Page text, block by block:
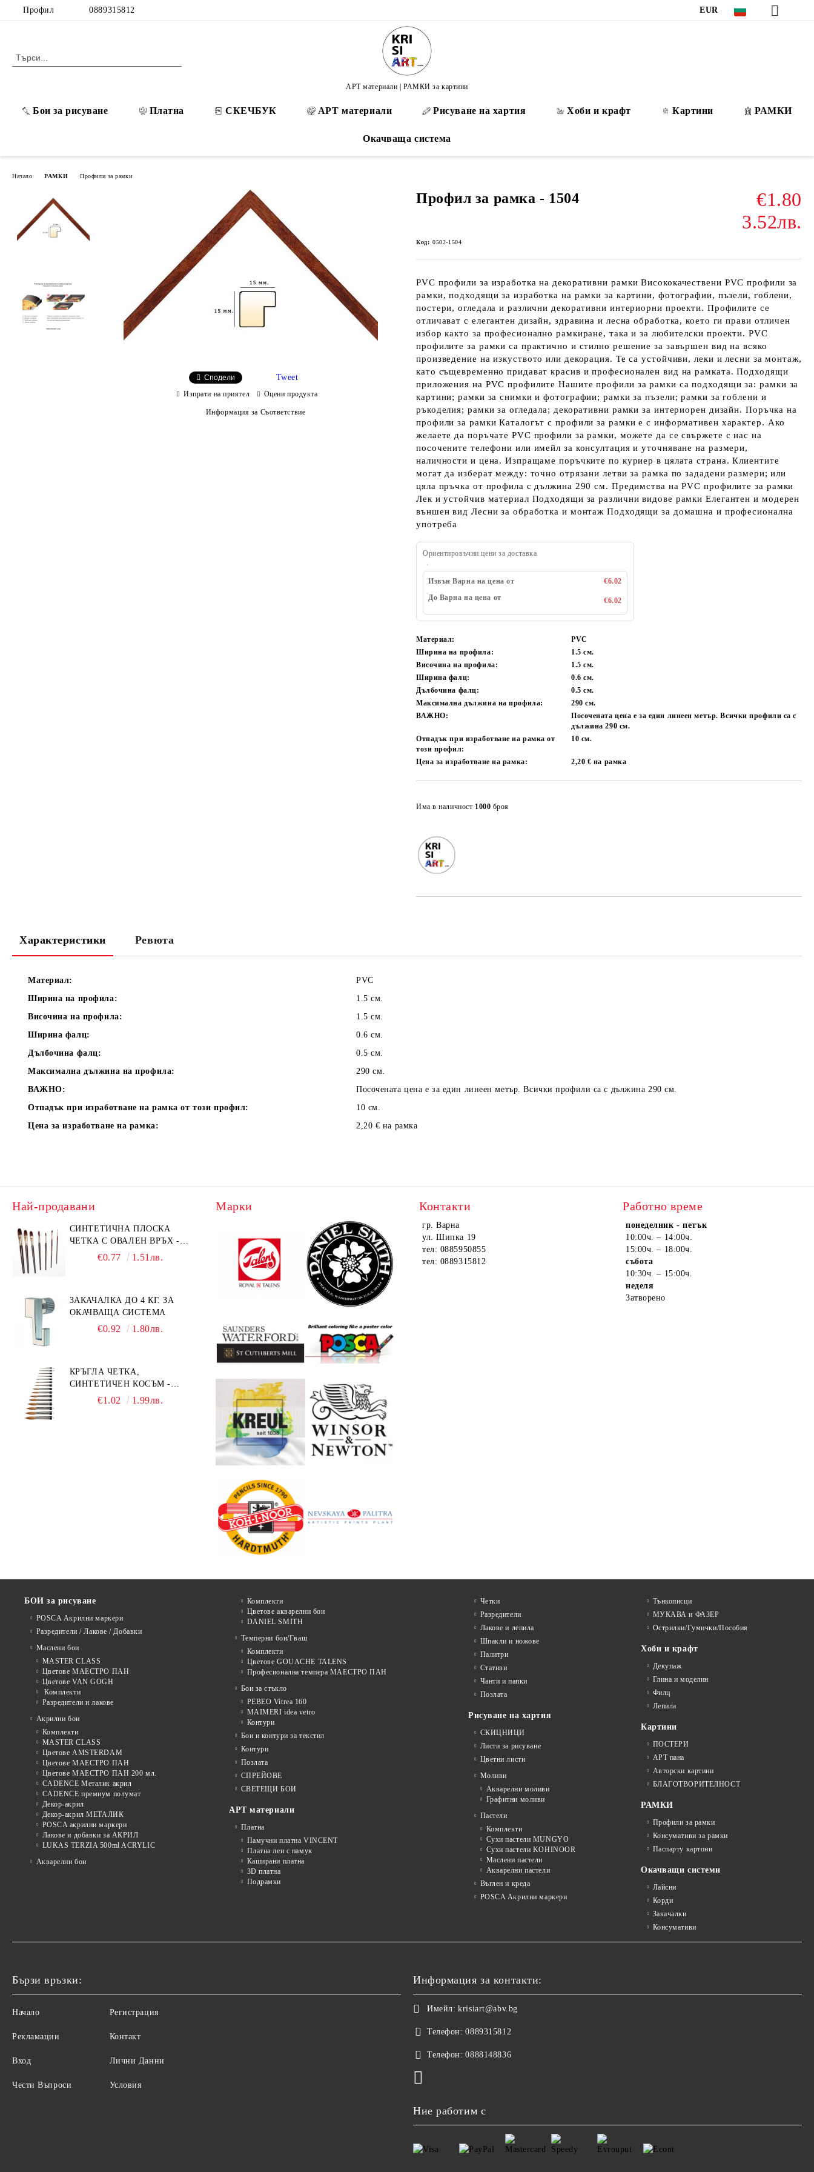
Профил 0889315812 EUR
АРТ материали | РАМКИ за картини
Бои за рисуване Платна СКЕЧБУК АРТ материали Рисуване на хартия Хоби и крафт Картини РАМКИ
Окачваща система
Начало РАМКИ Профили за рамки
Профил за рамка - 1504
€1.80
3.52лв.
Код: 0502-1504
PVC профили за изработка на декоративни рамки Висококачествени PVC профили за
рамки, подходящи за изработка на рамки за картини, фотографии, пъзели, гоблени,
постери, огледала и различни декоративни интериорни проекти. Профилите се
отличават с елегантен дизайн, здравина и лесна обработка, което ги прави отличен
избор както за професионално рамкиране, така и за любителски проекти. PVC
профилите за рамки са практично и стилно решение за завършен вид на всяко
произведение на изкуството или декорация. Те са устойчиви, леки и лесни за монтаж,
като същевременно придават красив и професионален вид на рамката. Подходящи
приложения на PVC профилите Нашите профили за рамки са подходящи за: рамки за
картини; рамки за снимки и фотографии; рамки за пъзели; рамки за гоблени и
ръкоделия; рамки за огледала; декоративни рамки за интериорен дизайн. Поръчка на
профили за рамки Каталогът с профили за рамки е с информативен характер. Ако
желаете да поръчате PVC профили за рамки, можете да се свържете с нас на
посочените телефони или имейл за консултация и уточняване на размери,
наличности и цена. Изпращаме поръчките по куриер в цялата страна. Клиентите
могат да изберат между: точно отрязани летви за рамка по зададени размери; или
цяла пръчка от профила с дължина 290 см. Предимства на PVC профилите за рамки
Лек и устойчив материал Подходящи за различни видове рамки Елегантен и модерен
външен вид Лесни за обработка и монтаж Подходящи за домашна и професионална
употреба
Ориентировъчни цени за доставка
Извън Варна на цена от
€6.02
До Варна на цена от
€6.02
Материал:
PVC
Ширина на профила:
1.5 см.
Височина на профила:
1.5 см.
Ширина фалц:
0.6 см.
Дълбочина фалц:
0.5 см.
Максимална дължина на профила:
290 см.
ВАЖНО:
Посочената цена е за един линеен метър. Всички профили са с
дължина 290 см.
Отпадък при изработване на рамка от
този профил:
10 см.
Цена за изработване на рамка: 2,20 € на рамка
Има в наличност 1000 броя
Сподели Tweet
Изпрати на приятел Оцени продукта
Информация за Съответствие
Характеристики Ревюта
Материал:
PVC
Ширина на профила:
1.5 см.
Височина на профила:
1.5 см.
Ширина фалц:
0.6 см.
Дълбочина фалц:
0.5 см.
Максимална дължина на профила:
290 см.
ВАЖНО:
Посочената цена е за един линеен метър. Всички профили са с дължина 290 см.
Отпадък при изработване на рамка от този профил:
10 см.
Цена за изработване на рамка:
2,20 € на рамка
Най-продавани
СИНТЕТИЧНА ПЛОСКА
ЧЕТКА С ОВАЛЕН ВРЪХ -
GIOCONDA 273 - №1/8
€0.77 1.51лв.
ЗАКАЧАЛКА ДО 4 КГ. ЗА
ОКАЧВАЩА СИСТЕМА
€0.92 1.80лв.
КРЪГЛА ЧЕТКА,
СИНТЕТИЧЕН КОСЪМ -
MILLENIUM 211 - №0
€1.02 1.99лв.
Марки Контакти
гр. Варна
ул. Шипка 19
тел: 0885950855
тел: 0889315812
Работно време
понеделник - петък
10:00ч. – 14:00ч.
15:00ч. – 18:00ч.
събота
10:30ч. – 15:00ч.
неделя
Затворено
БОИ за рисуване
POSCA Акрилни маркери
Разредители / Лакове / Добавки
Маслени бои
MASTER CLASS
Цветове МАЕСТРО ПАН
Цветове VAN GOGH
Комплекти
Разредители и лакове
Акрилни бои
Комплекти
MASTER CLASS
Цветове AMSTERDAM
Цветове МАЕСТРО ПАН
Цветове МАЕСТРО ПАН 200 мл.
CADENCE Металик акрил
CADENCE премиум полумат
Декор-акрил
Декор-акрил МЕТАЛИК
POSCA акрилни маркери
Лакове и добавки за АКРИЛ
LUKAS TERZIA 500ml ACRYLIC
Акварелни бои
Комплекти
Цветове акварелни бои
DANIEL SMITH
Темперни бои/Гваш
Комплекти
Цветове GOUACHE TALENS
Професионална темпера МАЕСТРО ПАН
Бои за стъкло
PEBEO Vitrea 160
MAIMERI idea vetro
Контури
Бои и контури за текстил
Контури
Позлата
СПРЕЙОВЕ
СВЕТЕЩИ БОИ
АРТ материали
Платна
Памучни платна VINCENT
Платна лен с памук
Каширани платна
3D платна
Подрамки
Четки
Разредители
Лакове и лепила
Шпакли и ножове
Палитри
Стативи
Чанти и папки
Позлата
Рисуване на хартия
СКИЦНИЦИ
Листи за рисуване
Цветни листи
Моливи
Акварелни моливи
Графитни моливи
Пастели
Комплекти
Сухи пастели MUNGYO
Сухи пастели KOHINOOR
Маслени пастели
Акварелни пастели
Въглен и креда
POSCA Акрилни маркери
Тънкописци
МУКАВА и ФАЗЕР
Острилки/Гумички/Пособия
Хоби и крафт
Декупаж
Глина и моделин
Филц
Лепила
Картини
ПОСТЕРИ
АРТ пана
Авторски картини
БЛАГОТВОРИТЕЛНОСТ
РАМКИ
Профили за рамки
Консумативи за рамки
Паспарту картони
Окачващи системи
Лайсни
Корди
Закачалки
Консумативи
Бързи връзки:
Начало
Рекламации
Вход
Чести Въпроси
Регистрация
Контакт
Лични Данни
Условия
Информация за контакти:
Имейл: krisiart@abv.bg
Телефон: 0889315812
Телефон: 0888148836
Ние работим с